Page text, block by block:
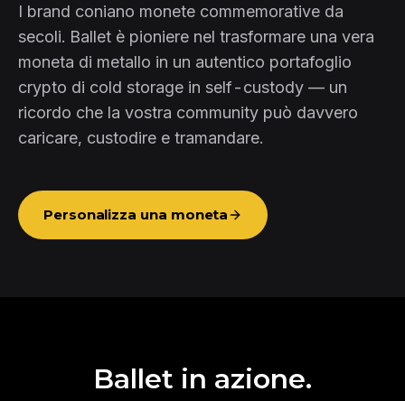
I brand coniano monete commemorative da
secoli. Ballet è pioniere nel trasformare una vera
moneta di metallo in un autentico portafoglio
crypto di cold storage in self-custody — un
ricordo che la vostra community può davvero
caricare, custodire e tramandare.
Personalizza una moneta
Ballet in azione.